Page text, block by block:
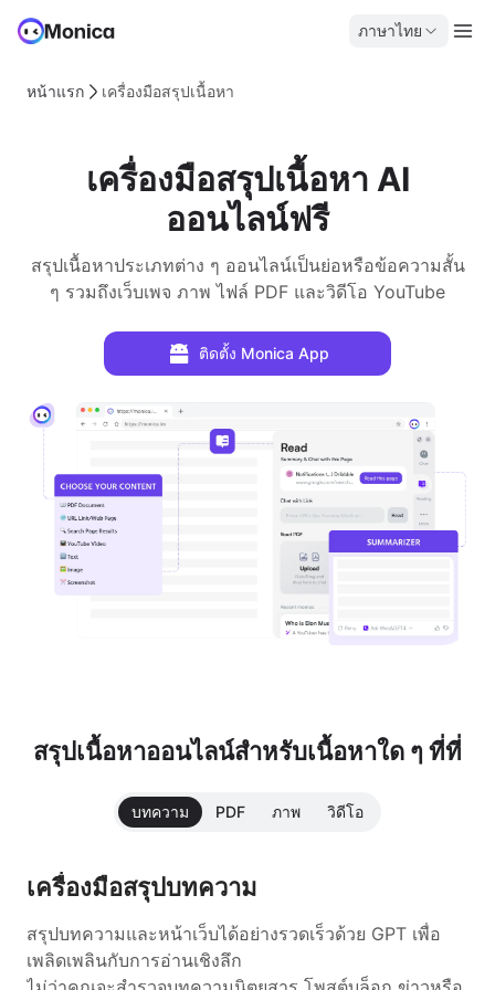
ภาษาไทย
หน้าแรก เครื่องมือสรุปเนื้อหา
เครื่องมือสรุปเนื้อหา AI
ออนไลน์ฟรี
สรุปเนื้อหาประเภทต่าง ๆ ออนไลน์เป็นย่อหรือข้อความสั้น
ๆ รวมถึงเว็บเพจ ภาพ ไฟล์ PDF และวิดีโอ YouTube
ติดตั้ง Monica App
สรุปเนื้อหาออนไลน์สำหรับเนื้อหาใด ๆ ที่ที่
บทความ PDF ภาพ วิดีโอ
เครื่องมือสรุปบทความ
สรุปบทความและหน้าเว็บได้อย่างรวดเร็วด้วย GPT เพื่อ
เพลิดเพลินกับการอ่านเชิงลึก